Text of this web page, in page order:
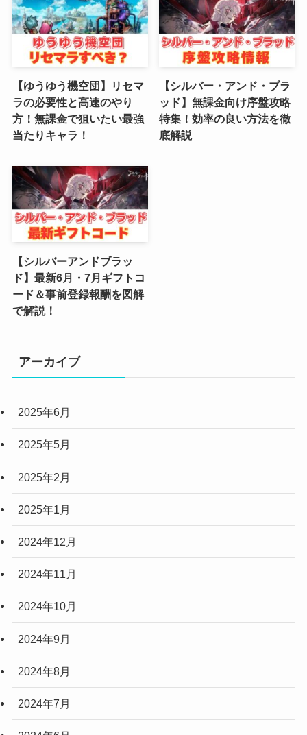
(1)
(4)
(6)
(3)
(2)
(5)
(4)
(6)
(5)
(2)
【ゆうゆう機空団】リセマ
ラの必要性と高速のやり
方！無課金で狙いたい最強
当たりキャラ！
【シルバー・アンド・ブラ
ッド】無課金向け序盤攻略
特集！効率の良い方法を徹
底解説
【シルバーアンドブラッ
ド】最新6月・7月ギフトコ
ード＆事前登録報酬を図解
で解説！
アーカイブ
2025年6月
2025年5月
2025年2月
2025年1月
2024年12月
2024年11月
2024年10月
2024年9月
2024年8月
2024年7月